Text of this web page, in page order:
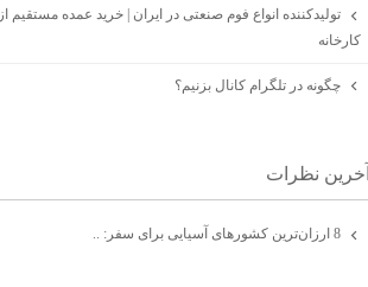
تولیدکننده انواع فوم صنعتی در ایران | خرید عمده مستقیم از
کارخانه
چگونه در تلگرام کانال بزنیم؟
نظرات
8 ارزان‌ترین کشورهای آسیایی برای سفر: ..